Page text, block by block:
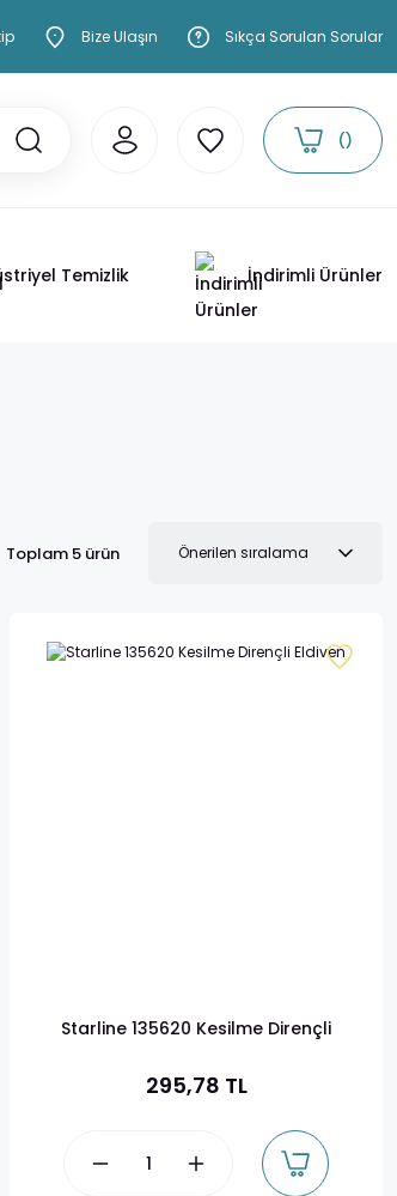
Bize Ulaşın Sıkça Sorulan Sorular
Temizlik İndirimli Ürünler
Toplam 5 ürün
Starline 135620 Kesilme Dirençli
295,78 TL